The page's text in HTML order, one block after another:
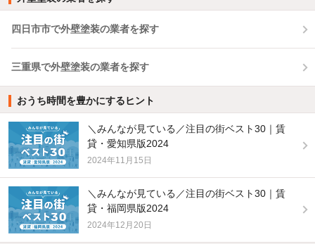
四日市市で外壁塗装の業者を探す
三重県で外壁塗装の業者を探す
おうち時間を豊かにするヒント
＼みんなが見ている／注目の街ベスト30｜賃
貸・愛知県版2024
2024年11月15日
＼みんなが見ている／注目の街ベスト30｜賃
貸・福岡県版2024
2024年12月20日